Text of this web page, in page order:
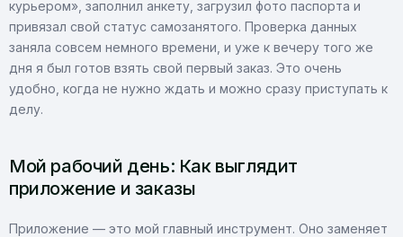
курьером», заполнил анкету, загрузил фото паспорта и
привязал свой статус самозанятого. Проверка данных
заняла совсем немного времени, и уже к вечеру того же
дня я был готов взять свой первый заказ. Это очень
удобно, когда не нужно ждать и можно сразу приступать к
делу.
Мой рабочий день: Как выглядит
приложение и заказы
Приложение — это мой главный инструмент. Оно заменяет